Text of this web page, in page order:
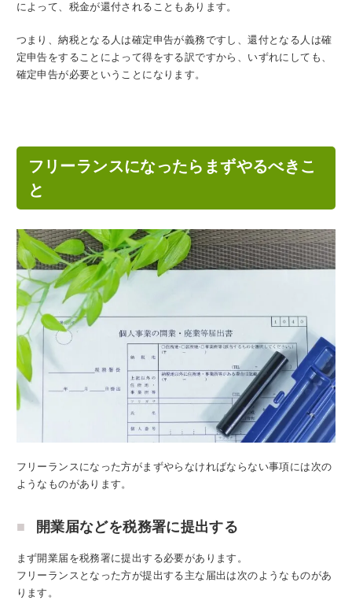
によって、税金が還付されることもあります。
つまり、納税となる人は確定申告が義務ですし、還付となる人は確
定申告をすることによって得をする訳ですから、いずれにしても、
確定申告が必要ということになります。
フリーランスになったらまずやるべきこ
と
フリーランスになった方がまずやらなければならない事項には次の
ようなものがあります。
開業届などを税務署に提出する
まず開業届を税務署に提出する必要があります。
フリーランスとなった方が提出する主な届出は次のようなものがあ
ります。